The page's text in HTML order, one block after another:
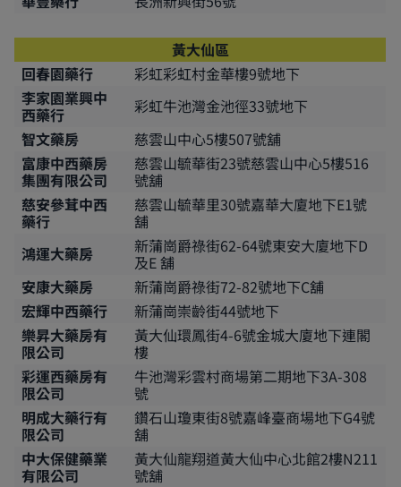
黃大仙區
回春園藥行
彩虹彩虹村金華樓9號地下
李家園業興中
西藥行
彩虹牛池灣金池徑33號地下
智文藥房
慈雲山中心5樓507號舖
富康中西藥房
集團有限公司
慈雲山毓華街23號慈雲山中心5樓516
號舖
慈安參茸中西
藥行
慈雲山毓華里30號嘉華大廈地下E1號
舖
鴻運大藥房
新蒲崗爵祿街62-64號東安大廈地下D
及E 舖
安康大藥房
新蒲崗爵祿街72-82號地下C舖
宏輝中西藥行
新蒲崗崇齡街44號地下
樂昇大藥房有
限公司
黃大仙環鳳街4-6號金城大廈地下連閣
樓
彩運西藥房有
限公司
牛池灣彩雲村商場第二期地下3A-308
號
明成大藥行有
限公司
鑽石山瓊東街8號嘉峰臺商場地下G4號
舖
中大保健藥業
有限公司
黃大仙龍翔道黃大仙中心北館2樓N211
號舖